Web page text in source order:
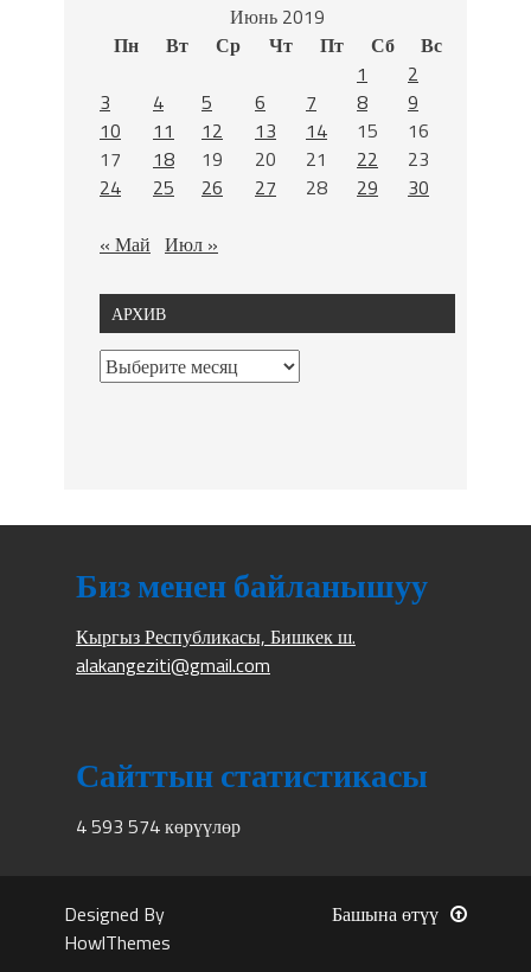
Июнь 2019
Пн
Вт Ср Чт Пт Сб
Вс
1
2
3
4 5 6 7 8
9
10
11 12 13 14 15
16
17
18 19 20 21 22
23
24
25 26 27 28 29
30
« Май Июл »
АРХИВ
Биз менен байланышуу
Кыргыз Республикасы, Бишкек ш.
alakangeziti@gmail.com
Сайттын статистикасы
4 593 574 көрүүлөр
Designed By
HowlThemes
Башына өтүү